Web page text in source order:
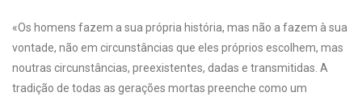
«Os homens fazem a sua própria história, mas não a fazem à sua
vontade, não em circunstâncias que eles próprios escolhem, mas
noutras circunstâncias, preexistentes, dadas e transmitidas. A
tradição de todas as gerações mortas preenche como um